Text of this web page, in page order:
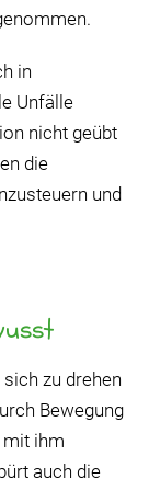
in
Unfälle
nicht geübt
die
und
zu drehen
Bewegung
mit ihm
auch die